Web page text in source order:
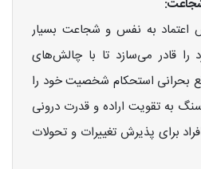
اعتماد به نفس و شجاعت بسیار
قادر می‌سازد تا با چالش‌های
بحرانی استحکام شخصیت خود را
به تقویت اراده و قدرت درونی
برای پذیرش تغییرات و تحولات